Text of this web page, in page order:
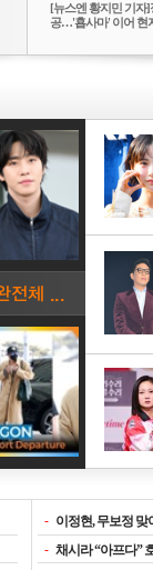
[뉴스엔 황지민 기자]
공…'횹사마' 이어 현
- 이정현, 무보정 맞
- 채시라 “아프다”